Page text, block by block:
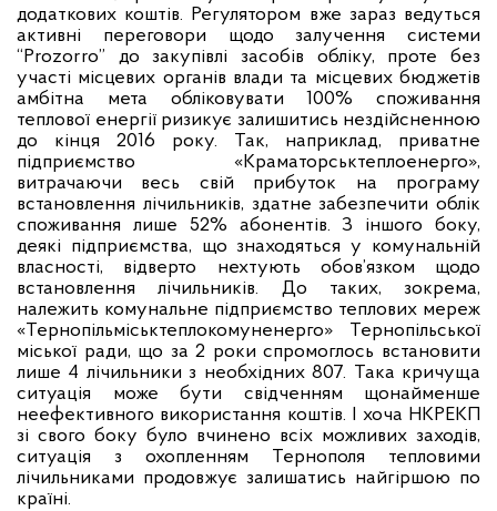
додаткових коштів. Регулятором вже зараз ведуться
активні переговори щодо залучення системи
“Prozorro” до закупівлі засобів обліку, проте без
участі місцевих органів влади та місцевих бюджетів
амбітна мета обліковувати 100% споживання
теплової енергії ризикує залишитись нездійсненною
до кінця 2016 року. Так, наприклад, приватне
підприємство «Краматорськтеплоенерго»,
витрачаючи весь свій прибуток на програму
встановлення лічильників, здатне забезпечити облік
споживання лише 52% абонентів. З іншого боку,
деякі підприємства, що знаходяться у комунальній
власності, відверто нехтують обов’язком щодо
встановлення лічильників. До таких, зокрема,
належить комунальне підприємство теплових мереж
«Тернопільміськтеплокомуненерго» Тернопільської
міської ради, що за 2 роки спромоглось встановити
лише 4 лічильники з необхідних 807. Така кричуща
ситуація може бути свідченням щонайменше
неефективного використання коштів. І хоча НКРЕКП
зі свого боку було вчинено всіх можливих заходів,
ситуація з охопленням Тернополя тепловими
лічильниками продовжує залишатись найгіршою по
країні.